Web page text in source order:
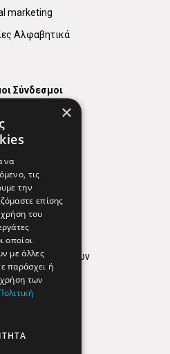
marketing
Αλφαβητικά
Σύνδεσμοι
Τηλέφωνα
Φαρμακεία
Χρήσης
δεδομένων
Media
×
να
τις
την
επίσης
του
οποίοι
με άλλες
παράσχει ή
των